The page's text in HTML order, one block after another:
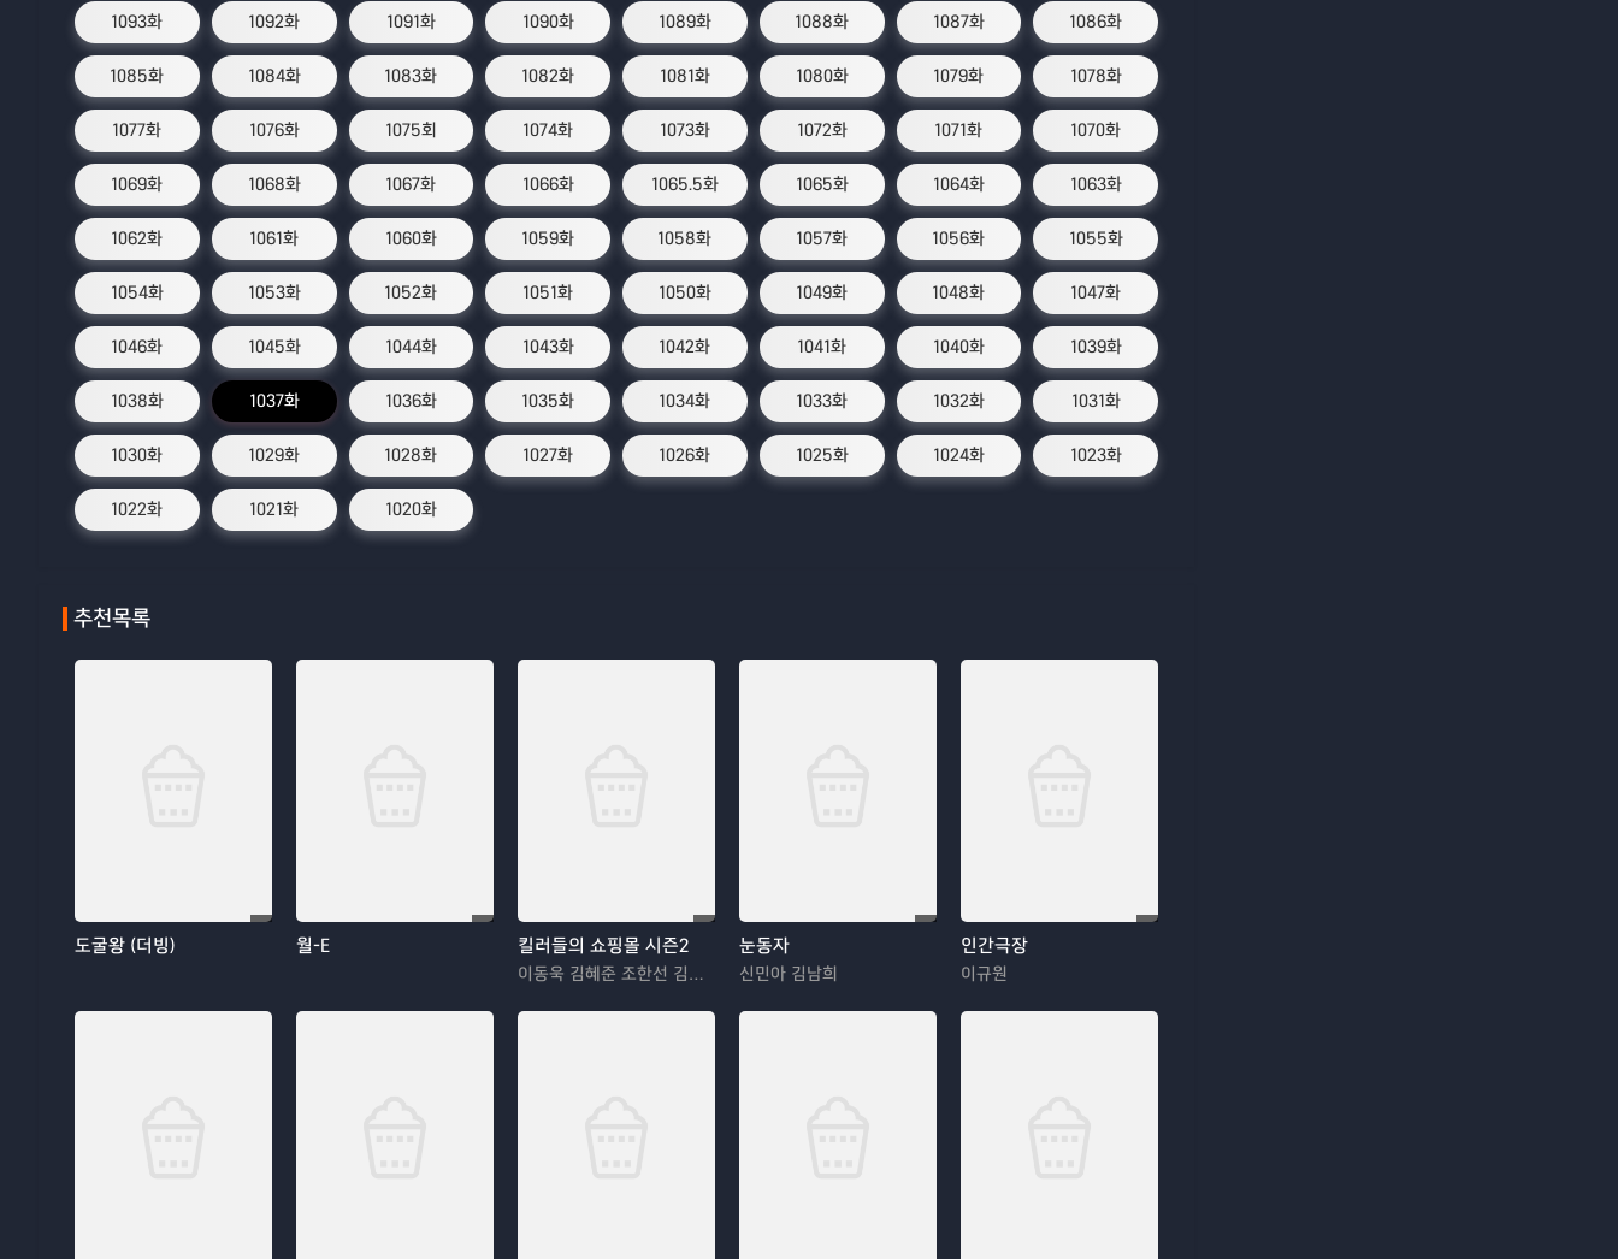
1093화 1092화 1091화 1090화 1089화 1088화 1087화 1086화
1085화 1084화 1083화 1082화 1081화 1080화 1079화 1078화
1077화 1076화 1075회 1074화 1073화 1072화 1071화 1070화
1069화 1068화 1067화 1066화 1065.5화 1065화 1064화 1063화
1062화 1061화 1060화 1059화 1058화 1057화 1056화 1055화
1054화 1053화 1052화 1051화 1050화 1049화 1048화 1047화
1046화 1045화 1044화 1043화 1042화 1041화 1040화 1039화
1038화 1037화 1036화 1035화 1034화 1033화 1032화 1031화
1030화 1029화 1028화 1027화 1026화 1025화 1024화 1023화
1022화 1021화 1020화
추천목록
도굴왕 (더빙) 월-E 킬러들의 쇼핑몰 시즌2
이동욱 김혜준 조한선 김해나
눈동자
신민아 김남희
인간극장
이규원